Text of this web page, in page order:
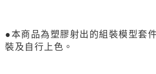
●本商品為塑膠射出的組裝模型套
裝及自行上色。